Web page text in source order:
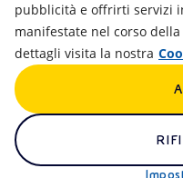
Accessibilità
Newsletter
Remit
pubblicità e offrirti servizi
manifestate nel corso
dettagli visita la nostra